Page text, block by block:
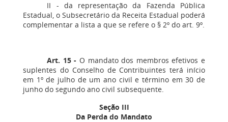
II - da representação da Fazenda Pública
Estadual, o Subsecretário da Receita Estadual poderá
complementar a lista a que se refere o § 2º do art. 9º.
Art. 15- O mandato dos membros efetivos e
suplentes do Conselho de Contribuintes terá início
em 1º de julho de um ano civil e término em 30 de
junho do segundo ano civil subsequente.
Seção III
Da Perda do Mandato